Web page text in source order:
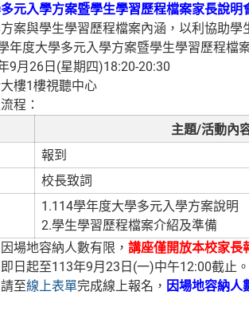
元入學方案暨學生學習歷程檔案家長說明
案與學生學習歷程檔案內涵，以利協助學
年度大學多元入學方案暨學生學習歷程檔
9月26日(星期四)18:20-20:30
樓1樓視聽中心
程：
主題/活動內
報到
校長致詞
1.114學年度大學多元入學方案說明
2.學生學習歷程檔案介紹及準備
場地容納人數有限，講座僅開放本校家長
日起至113年9月23日(一)中午12:00截止。
至線上表單完成線上報名， 因場地容納人